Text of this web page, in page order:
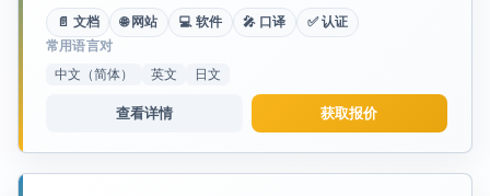
📄 文档 🌐 网站 💻 软件 🎤 口译 ✅ 认证
常用语言对
中文（简体）
英文 日文
查看详情 获取报价